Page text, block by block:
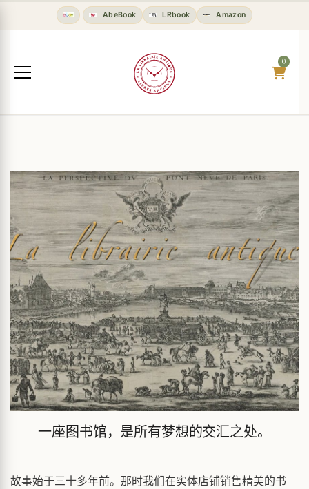
古籍、珍本和二手书 | La
AbeBook LRbook Amazon
0
一座图书馆，是所有梦想的交汇之处。
故事始于三十多年前。那时我们在实体店铺销售精美的书